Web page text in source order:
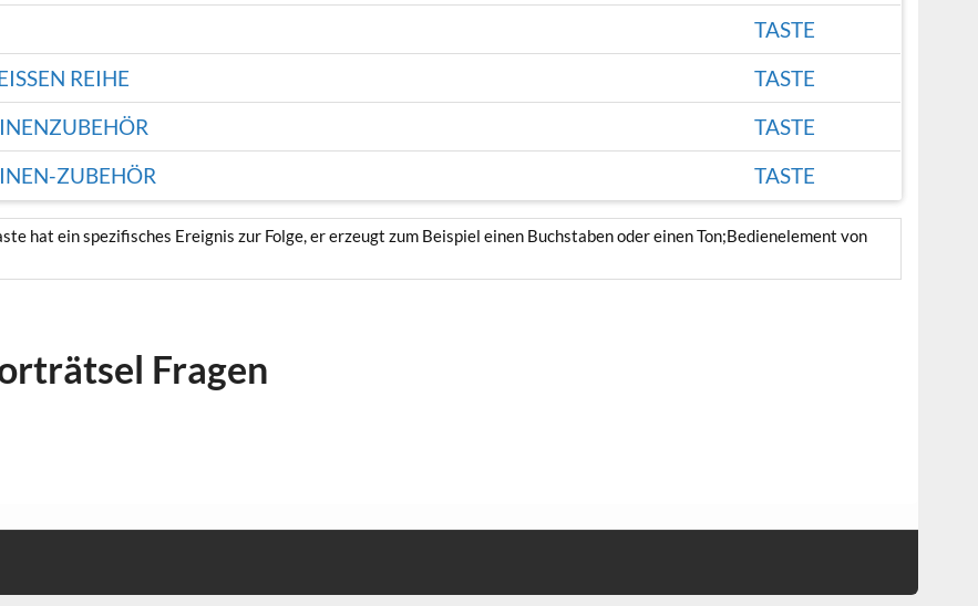
TASTE
REIHE
TASTE
TASTE
ZUBEHÖR
TASTE
hat ein spezifisches Ereignis zur Folge, er erzeugt zum Beispiel einen Buchstaben oder einen Ton;Bedienelement von
Fragen